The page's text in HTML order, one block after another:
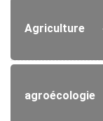
Agriculture
agroécologie